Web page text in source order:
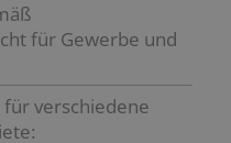
für Gewerbe und
verschiedene